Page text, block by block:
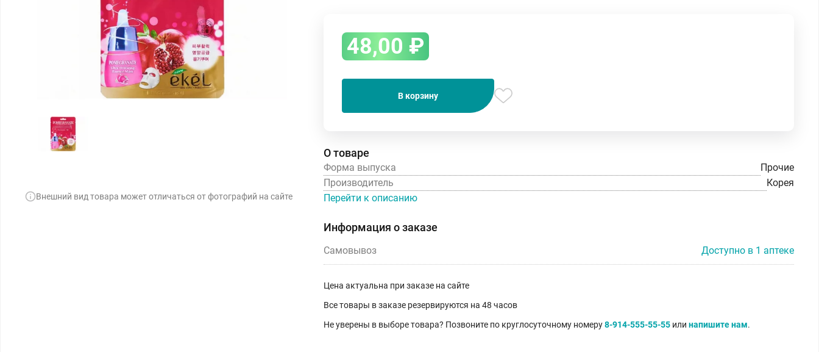
Внешний вид товара может отличаться от фотографий на сайте
48,00 ₽
В корзину
О товаре
Форма выпуска
Прочие
Производитель
Корея
Перейти к описанию
Информация о заказе
Самовывоз Доступно в 1 аптеке
Цена актуальна при заказе на сайте
Все товары в заказе резервируются на 48 часов
Не уверены в выборе товара? Позвоните по круглосуточному номеру8-914-555-55-55 или напишите нам.